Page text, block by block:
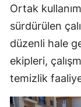
Ortak
sürdürülen
düzenli hale
ekipleri,
temizlik